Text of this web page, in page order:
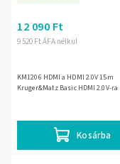
9 520 Ft ÁFA nélkül
12 090 Ft
Kosárba
KM1206 HDMI a HDMI 2.0V 15m
Kruger&Matz Basic HDMI 2.0V-ra